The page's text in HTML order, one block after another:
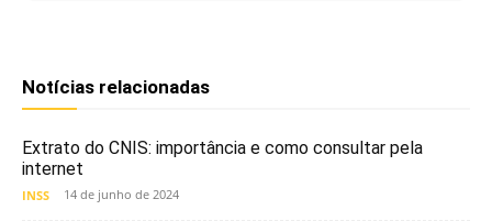
Notícias relacionadas
Extrato do CNIS: importância e como consultar pela
internet
INSS 14 de junho de 2024